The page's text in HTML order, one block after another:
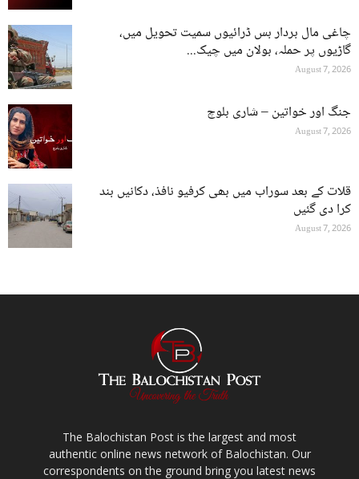
چاغی مال بردار بس ڈرائیوں سمیت تحویل میں،
گاڑیوں پر حملہ، بولان میں چیک...
August 7, 2026
جنگ اور خواتین – شاری بلوچ
August 7, 2026
قلات کے بعد سوراب میں بھی کرفیو نافذ، دکانیں بند
کرا دی گئیں
August 7, 2026
The Balochistan Post is the largest and most
authentic online news network of Balochistan. Our
correspondents on the ground bring you latest news